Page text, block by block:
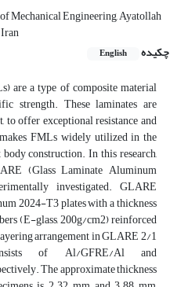
Mechanical Engineering, Ayatollah
چکیده
English
are a type of composite material
strength. These laminates are
to offer exceptional resistance and
FMLs widely utilized in the
construction. In this research,
(Glass Laminate Aluminum
investigated. GLARE
2024-T3 plates with a thickness
(E-glass, 200g/cm2) reinforced
arrangement in GLARE 2/1
of Al/GFRE/Al and
The approximate thickness